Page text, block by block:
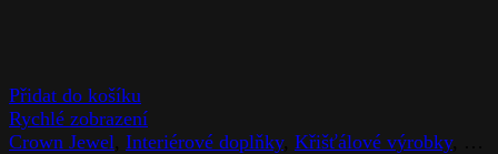
Přidat do košíku
Rychlé zobrazení
Crown Jewel Interiérové doplňky, Křišťálové výrobky,